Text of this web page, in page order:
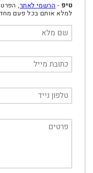
טיפ - הרשמי לאתר,
למלא אותם בכל פעם